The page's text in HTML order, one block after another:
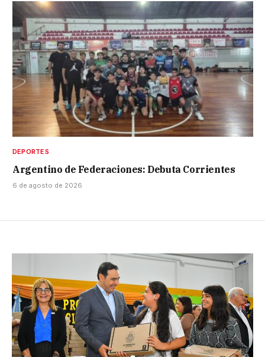
DEPORTES
Argentino de Federaciones: Debuta Corrientes
6 de agosto de 2026